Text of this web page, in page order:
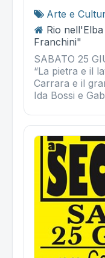
Arte e
Rio
Franchini"
SABATO 25
“La pietra e il
Carrara e il
Ida Bossi e